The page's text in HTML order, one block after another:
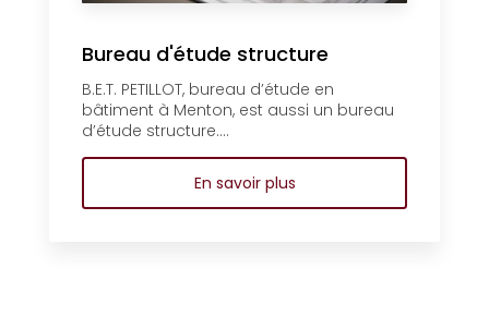
Bureau d'étude structure
B.E.T. PETILLOT, bureau d’étude en
bâtiment à Menton, est aussi un bureau
d’étude structure....
En savoir plus